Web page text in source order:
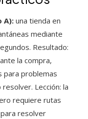
A): una tienda en
mediante
Resultado:
la compra,
para problemas
Lección: la
requiere rutas
para resolver